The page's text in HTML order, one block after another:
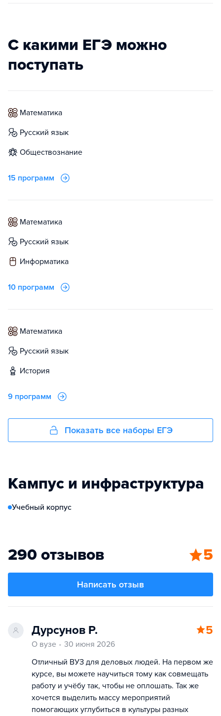
С какими ЕГЭ можно
поступать
математика
русский язык
обществознание
15 программ
математика
русский язык
информатика
10 программ
математика
русский язык
история
9 программ
Показать все наборы ЕГЭ
Кампус и инфраструктура
Учебный корпус
290 отзывов 5
Написать отзыв
Дурсунов Р. 5
О вузе
30 июня 2026
Отличный ВУЗ для деловых людей. На первом же
курсе, вы можете научиться тому как совмещать
работу и учёбу так, чтобы не оплошать. Так же
хочется выделить массу мероприятий
помогающих углубиться в культуры разных